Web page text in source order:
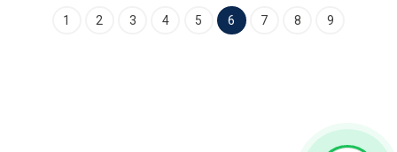
1 2 3 4 5 6 7 8 9